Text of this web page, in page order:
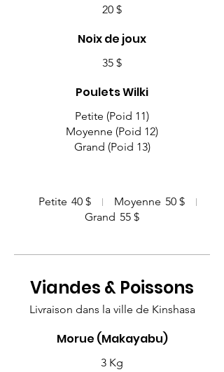
20 $
Noix de joux
35 $
Poulets Wilki
Petite (Poid 11)
Moyenne (Poid 12)
Grand (Poid 13)
Petite 40 $ Moyenne 50 $
Grand 55 $
Viandes & Poissons
Livraison dans la ville de Kinshasa
Morue (Makayabu)
3 Kg